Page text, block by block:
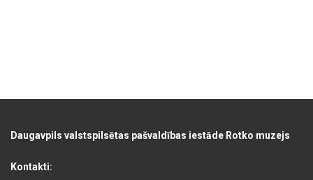
Daugavpils valstspilsētas pašvaldības iestāde Rotko muzejs
Kontakti: